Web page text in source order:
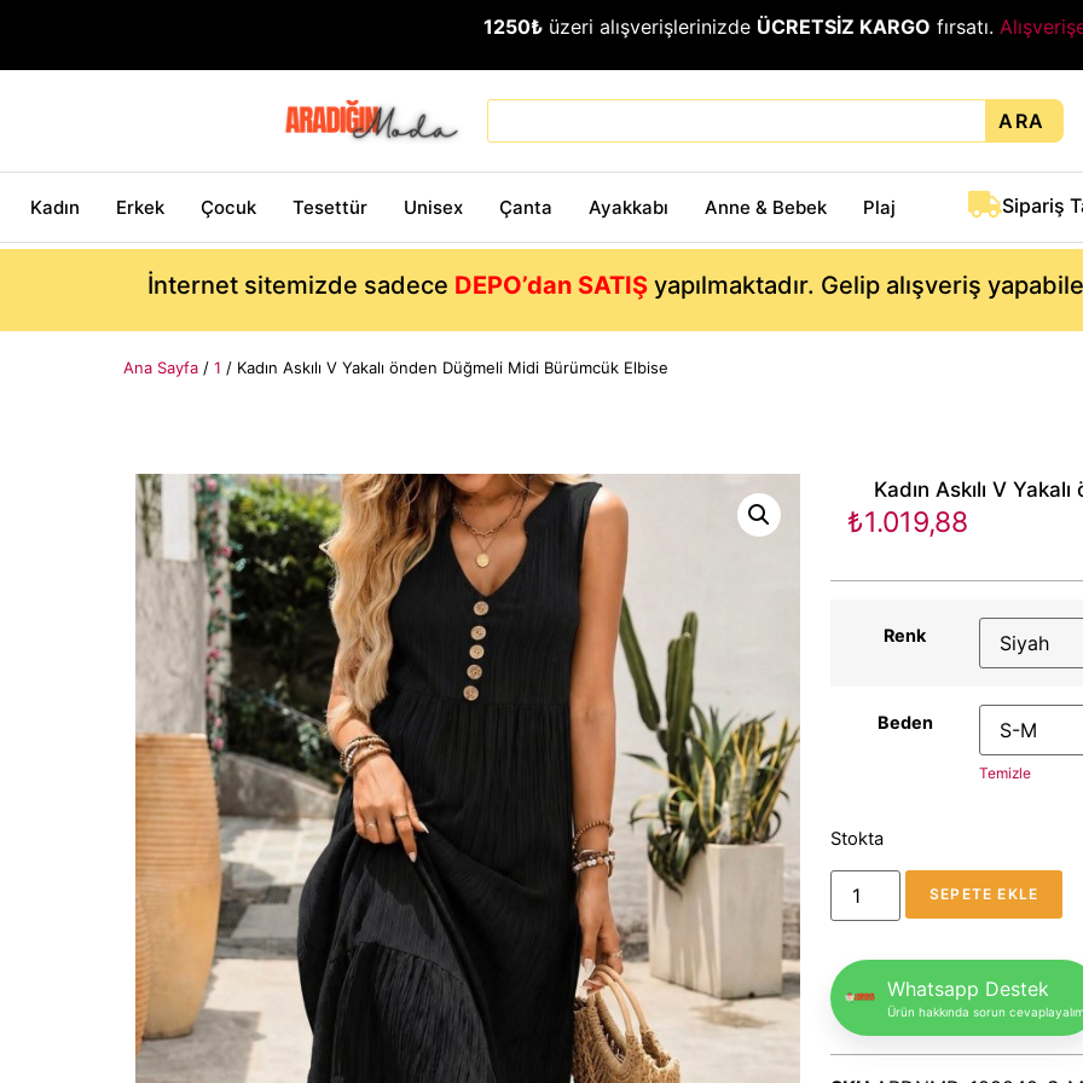
1250₺ üzeri alışverişlerinizde ÜCRETSİZ KARGO fırsatı.
ARA
Kadın Erkek Çocuk Tesettür Unisex Çanta Ayakkabı Anne & Bebek Plaj Sipariş
İnternet sitemizde sadece DEPO’dan SATIŞyapılmaktadır. Gelip alışveriş
Ana Sayfa / 1 / Kadın Askılı V Yakalı önden Düğmeli Midi Bürümcük Elbise
Kadın Askılı V
₺1.019,88
Renk
Beden
Temizle
Stokta
SEPETE EKLE
Whatsapp Destek
Ürün hakkında sorun